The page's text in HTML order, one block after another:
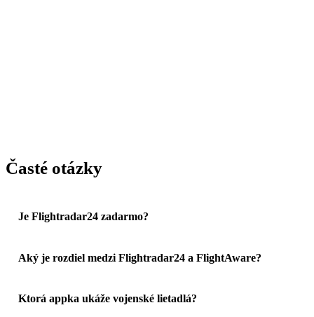
Časté otázky
Je Flightradar24 zadarmo?
Aký je rozdiel medzi Flightradar24 a FlightAware?
Ktorá appka ukáže vojenské lietadlá?